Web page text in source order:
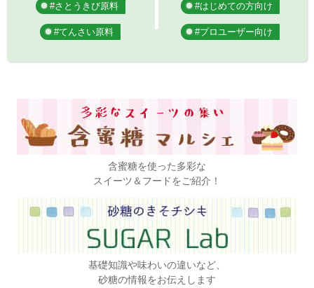
#さとうきび原料
#てんさい原料
#はじめての方向け
#プロユーザー向け
含蜜糖を使った多彩な
スイーツ＆フードをご紹介！
基礎知識や味わいの違いなど、
砂糖の情報をお伝えします